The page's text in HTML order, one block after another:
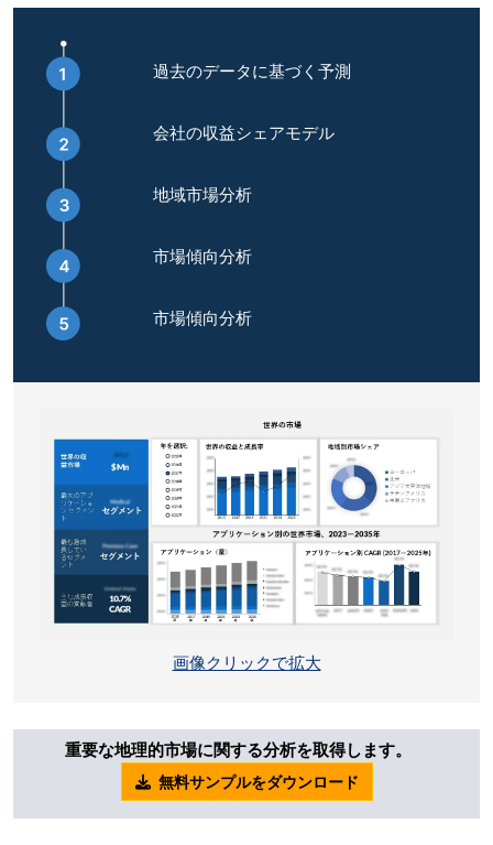
過去のデータに基づく予測
会社の収益シェアモデル
地域市場分析
市場傾向分析
市場傾向分析
画像クリックで拡大
重要な地理的市場に関する分析を取得します。
無料サンプルをダウンロード